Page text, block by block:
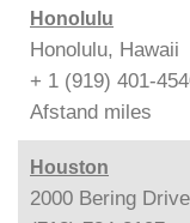
Honolulu
Honolulu, Hawaii
+ 1 (919) 401-
Afstand miles
Houston
2000 Bering